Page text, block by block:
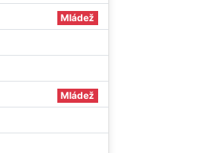
Mládež
Mládež